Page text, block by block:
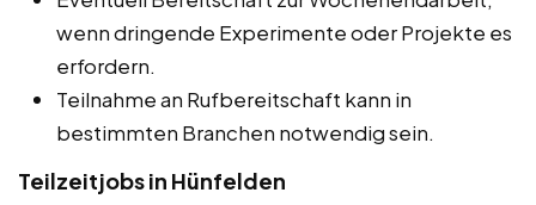
wenn dringende Experimente oder Projekte es
erfordern.
Teilnahme an Rufbereitschaft kann in
bestimmten Branchen notwendig sein.
Teilzeitjobs in Hünfelden